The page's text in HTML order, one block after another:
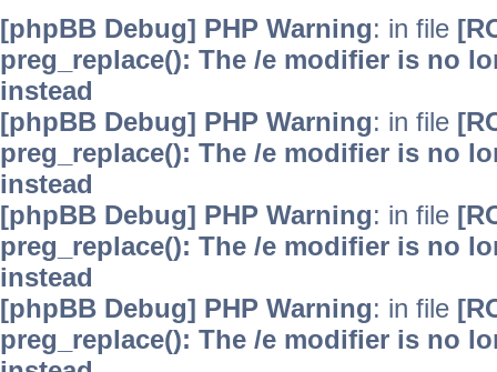
[phpBB Debug] PHP Warning: in file
preg_replace(): The /e modifier is no
instead
[phpBB Debug] PHP Warning: in file
preg_replace(): The /e modifier is no
instead
[phpBB Debug] PHP Warning: in file
preg_replace(): The /e modifier is no
instead
[phpBB Debug] PHP Warning: in file
preg_replace(): The /e modifier is no